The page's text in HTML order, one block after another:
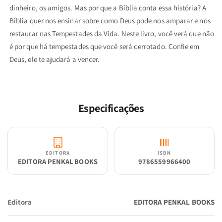
dinheiro, os amigos. Mas por que a Bíblia conta essa história? A
Bíblia quer nos ensinar sobre como Deus pode nos amparar e nos
restaurar nas Tempestades da Vida. Neste livro, você verá que não
é por que há tempestades que você será derrotado. Confie em
Deus, ele te ajudará a vencer.
Especificações
EDITORA
EDITORA PENKAL BOOKS
ISBN
9786559966400
Editora EDITORA PENKAL BOOKS